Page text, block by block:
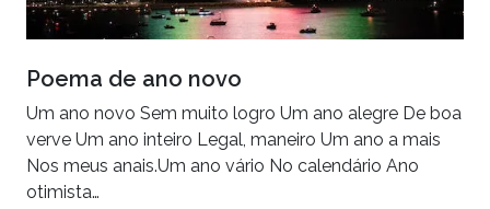
Poema de ano novo
Um ano novo Sem muito logro Um ano alegre De boa
verve Um ano inteiro Legal, maneiro Um ano a mais
Nos meus anais.Um ano vário No calendário Ano
otimista…